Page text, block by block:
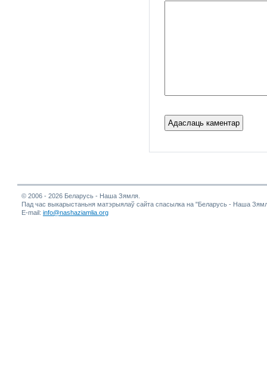
© 2006 - 2026 Беларусь - Наша Зямля.
Пад час выкарыстаньня матэрыялаў сайта спасылка на "Беларусь - Наша
E-mail: info@nashaziamlia.org